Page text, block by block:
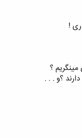
!
مینگریم ؟
؟و . . .